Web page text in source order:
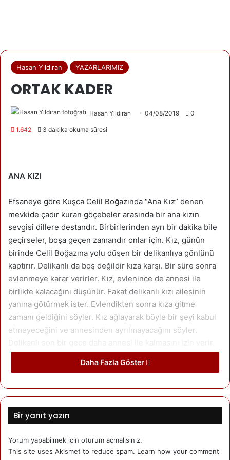
Hasan Yıldıran YAZARLARIMIZ
ORTAK KADER
Hasan Yıldıran 04/08/2019 0
1.642 3 dakika okuma süresi
ANA KIZI
Efsaneye göre Kuşca Celil Boğazında “Ana Kız” denen
mevkide çadır kuran göçebeler arasında bir ana kızın
sevgisi dillere destandır. Birbirlerinden ayrı bir dakika bile
geçirseler, boşa geçen zamandır onlar için. Kız, günün
birinde Celil Boğazına yolu düşen bir delikanlıya gönlünü
kaptırır. Delikanlı da boş değildir kıza karşı. Bir süre sonra
evlenmeye karar verirler. Kız, evlenince de annesi ile
birlikte kalacağını düşünür. Fakat delikanlı kızı ailesinin
yanına götürmek ister. Evlendikten sonra kıza gitme
zamanı geldiğini söyler. Kız ağlayarak böyle bir şeyi kabul
etmeyeceğini ve annesinden ayrılmayacağını söyler.
Delikanlı son bir gece daha annesi ile kalmasını izin verir.
Ana kız sabaha kadar birbirlerine sarılarak ağlar; “Allah’ım
bizi ayırmaktansa taşa döndür” diye yalvarırlar. Sabah
Celil Boğazı ana kızın haykırışları ile inler. Kız dört nala
giden attan atlayarak annesine doğru koşar, ama
Taşlaşan ana ve kızın gözlerinden sürekli yaş akmaya
Daha Fazla Göster
Bir yanıt yazın
Yorum yapabilmek için oturum açmalısınız.
This site uses Akismet to reduce spam. Learn how your comment